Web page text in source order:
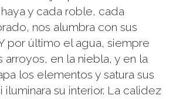
y cada roble, cada
nos alumbra con sus
por último el agua, siempre
arroyos, en la niebla, y en la
los elementos y satura sus
su interior. La calidez